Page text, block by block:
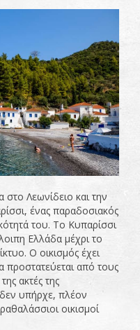
Λεωνίδειο και την
ένας παραδοσιακός
του. Το Κυπαρίσσι
Ελλάδα μέχρι το
Ο οικισμός έχει
προστατεύεται από τους
ακτές της
υπήρχε, πλέον
οικισμοί